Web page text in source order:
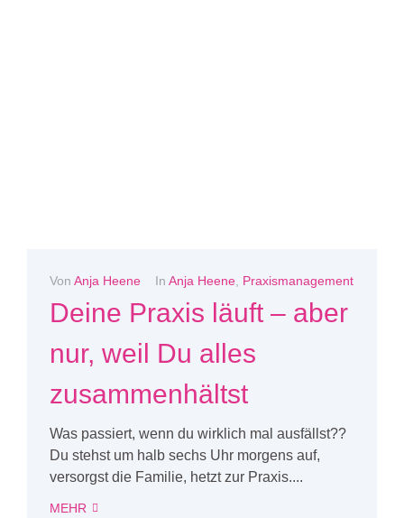
Von Anja Heene In Anja Heene Praxismanagement
Deine Praxis läuft – aber
nur, weil Du alles
zusammenhältst
Was passiert, wenn du wirklich mal ausfällst??
Du stehst um halb sechs Uhr morgens auf,
versorgst die Familie, hetzt zur Praxis....
MEHR